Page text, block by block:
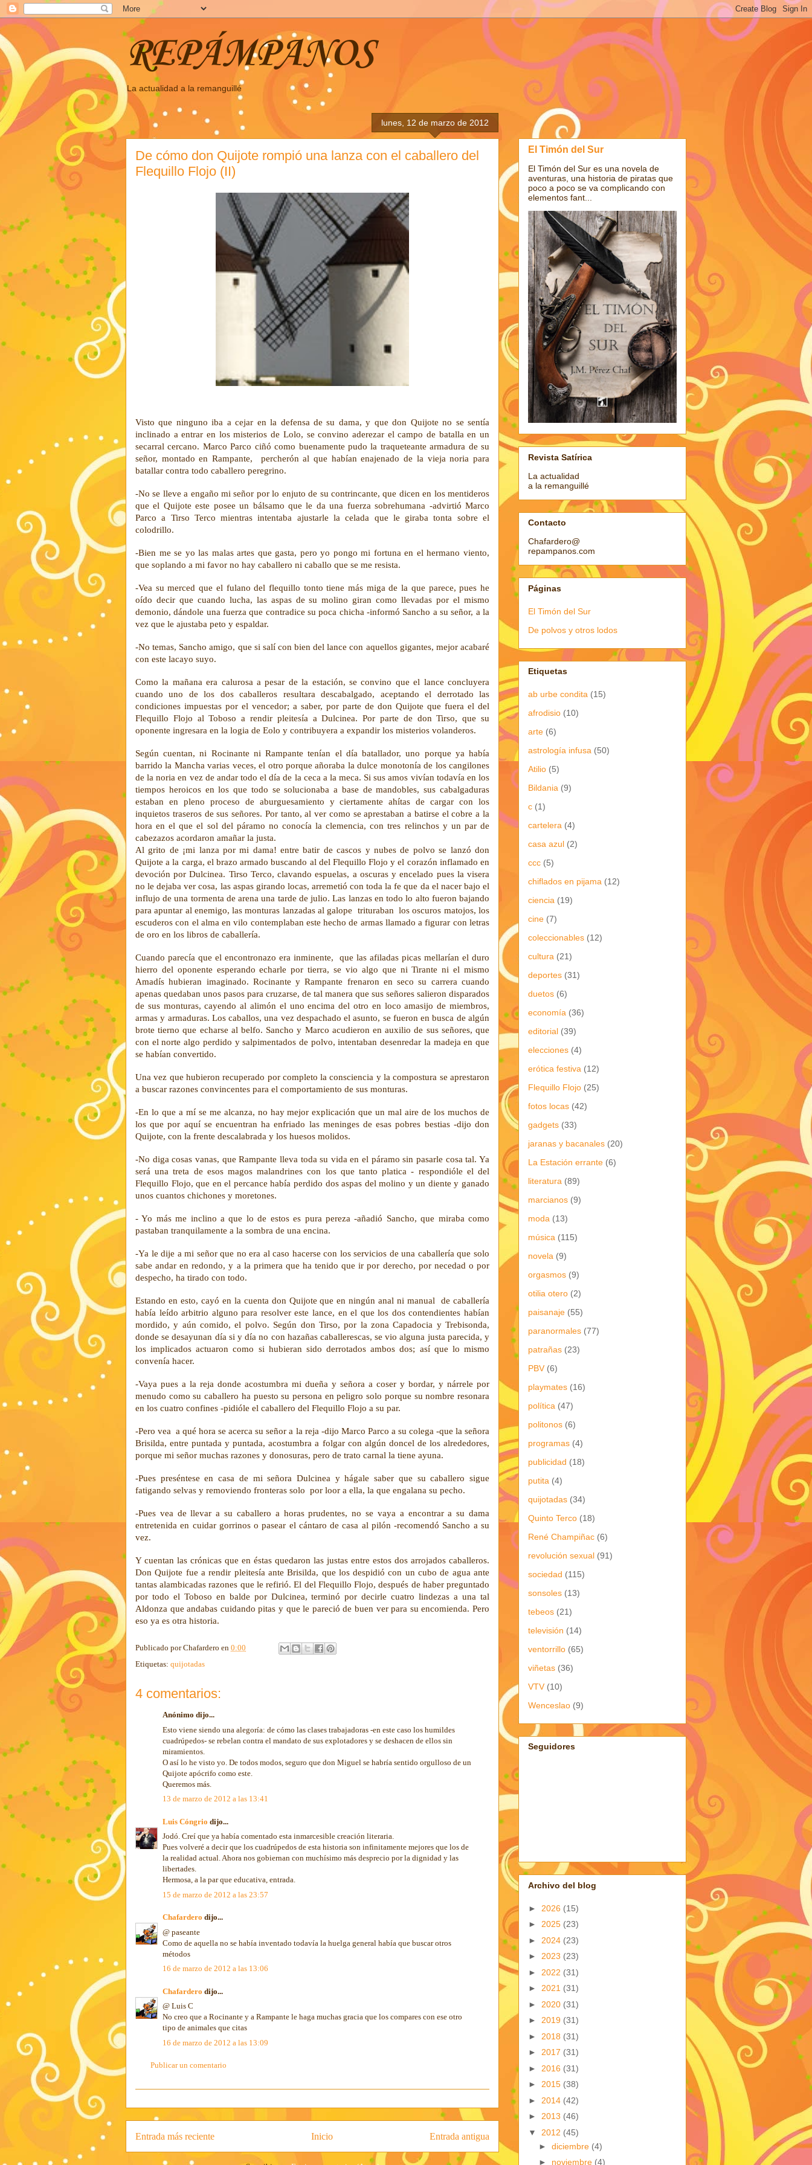
REPÁMPANOS
La actualidad a la remanguillé
lunes, 12 de marzo de 2012
De cómo don Quijote rompió una lanza con el caballero del
Flequillo Flojo (II)
Visto que ninguno iba a cejar en la defensa de su dama, y que don Quijote no se sentía
inclinado a entrar en los misterios de Lolo, se convino aderezar el campo de batalla en un
secarral cercano. Marco Parco ciñó como buenamente pudo la traqueteante armadura de su
señor, montado en Rampante, percherón al que habían enajenado de la vieja noria para
batallar contra todo caballero peregrino.
-No se lleve a engaño mi señor por lo enjuto de su contrincante, que dicen en los mentideros
que el Quijote este posee un bálsamo que le da una fuerza sobrehumana -advirtió Marco
Parco a Tirso Terco mientras intentaba ajustarle la celada que le giraba tonta sobre el
colodrillo.
-Bien me se yo las malas artes que gasta, pero yo pongo mi fortuna en el hermano viento,
que soplando a mi favor no hay caballero ni caballo que se me resista.
-Vea su merced que el fulano del flequillo tonto tiene más miga de la que parece, pues he
oído decir que cuando lucha, las aspas de su molino giran como llevadas por el mismo
demonio, dándole una fuerza que contradice su poca chicha -informó Sancho a su señor, a la
vez que le ajustaba peto y espaldar.
-No temas, Sancho amigo, que si salí con bien del lance con aquellos gigantes, mejor acabaré
con este lacayo suyo.
Como la mañana era calurosa a pesar de la estación, se convino que el lance concluyera
cuando uno de los dos caballeros resultara descabalgado, aceptando el derrotado las
condiciones impuestas por el vencedor; a saber, por parte de don Quijote que fuera el del
Flequillo Flojo al Toboso a rendir pleitesía a Dulcinea. Por parte de don Tirso, que su
oponente ingresara en la logia de Eolo y contribuyera a expandir los misterios volanderos.
Según cuentan, ni Rocinante ni Rampante tenían el día batallador, uno porque ya había
barrido la Mancha varias veces, el otro porque añoraba la dulce monotonía de los cangilones
de la noria en vez de andar todo el día de la ceca a la meca. Si sus amos vivían todavía en los
tiempos heroicos en los que todo se solucionaba a base de mandobles, sus cabalgaduras
estaban en pleno proceso de aburguesamiento y ciertamente ahítas de cargar con los
inquietos traseros de sus señores. Por tanto, al ver como se aprestaban a batirse el cobre a la
hora en el que el sol del páramo no conocía la clemencia, con tres relinchos y un par de
cabezazos acordaron amañar la justa.
Al grito de ¡mi lanza por mi dama! entre batir de cascos y nubes de polvo se lanzó don
Quijote a la carga, el brazo armado buscando al del Flequillo Flojo y el corazón inflamado en
devoción por Dulcinea. Tirso Terco, clavando espuelas, a oscuras y encelado pues la visera
no le dejaba ver cosa, las aspas girando locas, arremetió con toda la fe que da el nacer bajo el
influjo de una tormenta de arena una tarde de julio. Las lanzas en todo lo alto fueron bajando
para apuntar al enemigo, las monturas lanzadas al galope trituraban los oscuros matojos, los
escuderos con el alma en vilo contemplaban este hecho de armas llamado a figurar con letras
de oro en los libros de caballería.
Cuando parecía que el encontronazo era inminente, que las afiladas picas mellarían el duro
hierro del oponente esperando echarle por tierra, se vio algo que ni Tirante ni el mismo
Amadís hubieran imaginado. Rocinante y Rampante frenaron en seco su carrera cuando
apenas quedaban unos pasos para cruzarse, de tal manera que sus señores salieron disparados
de sus monturas, cayendo al alimón el uno encima del otro en loco amasijo de miembros,
armas y armaduras. Los caballos, una vez despachado el asunto, se fueron en busca de algún
brote tierno que echarse al belfo. Sancho y Marco acudieron en auxilio de sus señores, que
con el norte algo perdido y salpimentados de polvo, intentaban desenredar la madeja en que
se habían convertido.
Una vez que hubieron recuperado por completo la consciencia y la compostura se aprestaron
a buscar razones convincentes para el comportamiento de sus monturas.
-En lo que a mí se me alcanza, no hay mejor explicación que un mal aire de los muchos de
los que por aquí se encuentran ha enfriado las meninges de esas pobres bestias -dijo don
Quijote, con la frente descalabrada y los huesos molidos.
-No diga cosas vanas, que Rampante lleva toda su vida en el páramo sin pasarle cosa tal. Ya
será una treta de esos magos malandrines con los que tanto platica - respondióle el del
Flequillo Flojo, que en el percance había perdido dos aspas del molino y un diente y ganado
unos cuantos chichones y moretones.
- Yo más me inclino a que lo de estos es pura pereza -añadió Sancho, que miraba como
pastaban tranquilamente a la sombra de una encina.
-Ya le dije a mi señor que no era al caso hacerse con los servicios de una caballería que solo
sabe andar en redondo, y a la primera que ha tenido que ir por derecho, por necedad o por
despecho, ha tirado con todo.
Estando en esto, cayó en la cuenta don Quijote que en ningún anal ni manual de caballería
había leído arbitrio alguno para resolver este lance, en el que los dos contendientes habían
mordido, y aún comido, el polvo. Según don Tirso, por la zona Capadocia y Trebisonda,
donde se desayunan día si y día no con hazañas caballerescas, se vio alguna justa parecida, y
los implicados actuaron como si hubieran sido derrotados ambos dos; así que lo mismo
convenía hacer.
-Vaya pues a la reja donde acostumbra mi dueña y señora a coser y bordar, y nárrele por
menudo como su caballero ha puesto su persona en peligro solo porque su nombre resonara
en los cuatro confines -pidióle el caballero del Flequillo Flojo a su par.
-Pero vea a qué hora se acerca su señor a la reja -dijo Marco Parco a su colega -que la señora
Brisilda, entre puntada y puntada, acostumbra a folgar con algún doncel de los alrededores,
porque mi señor muchas razones y donosuras, pero de trato carnal la tiene ayuna.
-Pues preséntese en casa de mi señora Dulcinea y hágale saber que su caballero sigue
fatigando selvas y removiendo fronteras solo por loor a ella, la que engalana su pecho.
-Pues vea de llevar a su caballero a horas prudentes, no se vaya a encontrar a su dama
entretenida en cuidar gorrinos o pasear el cántaro de casa al pilón -recomendó Sancho a su
vez.
Y cuentan las crónicas que en éstas quedaron las justas entre estos dos arrojados caballeros.
Don Quijote fue a rendir pleitesía ante Brisilda, que los despidió con un cubo de agua ante
tantas alambicadas razones que le refirió. El del Flequillo Flojo, después de haber preguntado
por todo el Toboso en balde por Dulcinea, terminó por decirle cuatro lindezas a una tal
Aldonza que andabas cuidando pitas y que le pareció de buen ver para su encomienda. Pero
eso ya es otra historia.
Publicado porChafardero en 0:00
Etiquetas: quijotadas
4 comentarios:
Anónimo dijo...
Esto viene siendo una alegoría: de cómo las clases trabajadoras -en este caso los humildes
cuadrúpedos- se rebelan contra el mandato de sus explotadores y se deshacen de ellos sin
miramientos.
O así lo he visto yo. De todos modos, seguro que don Miguel se habría sentido orgulloso de un
Quijote apócrifo como este.
Queremos más.
13 de marzo de 2012 a las 13:41
Luis Cóngrio dijo...
Jodó. Creí que ya había comentado esta inmarcesible creación literaria.
Pues volveré a decir que los cuadrúpedos de esta historia son infinitamente mejores que los de
la realidad actual. Ahora nos gobiernan con muchísimo más desprecio por la dignidad y las
libertades.
Hermosa, a la par que educativa, entrada.
15 de marzo de 2012 a las 23:57
Chafardero dijo...
@ paseante
Como de aquella no se había inventado todavía la huelga general había que buscar otros
métodos
16 de marzo de 2012 a las 13:06
Chafardero dijo...
@ Luis C
No creo que a Rocinante y a Rampante le haga muchas gracia que los compares con ese otro
tipo de animales que citas
16 de marzo de 2012 a las 13:09
Publicar un comentario
Entrada más reciente Entrada antigua
Inicio
El Timón del Sur
El Timón del Sur es una novela de
aventuras, una historia de piratas que
poco a poco se va complicando con
elementos fant...
Revista Satírica
La actualidad
a la remanguillé
Contacto
Chafardero@
repampanos.com
Páginas
El Timón del Sur
De polvos y otros lodos
Etiquetas
ab urbe condita (15)
afrodisio (10)
arte (6)
astrología infusa (50)
Atilio (5)
Bildania (9)
c (1)
cartelera (4)
casa azul (2)
ccc (5)
chiflados en pijama (12)
ciencia (19)
cine (7)
coleccionables (12)
cultura (21)
deportes (31)
duetos (6)
economía (36)
editorial (39)
elecciones (4)
erótica festiva (12)
Flequillo Flojo (25)
fotos locas (42)
gadgets (33)
jaranas y bacanales (20)
La Estación errante (6)
literatura (89)
marcianos (9)
moda (13)
música (115)
novela (9)
orgasmos (9)
otilia otero (2)
paisanaje (55)
paranormales (77)
patrañas (23)
PBV (6)
playmates (16)
política (47)
politonos (6)
programas (4)
publicidad (18)
putita (4)
quijotadas (34)
Quinto Terco (18)
René Champiñac (6)
revolución sexual (91)
sociedad (115)
sonsoles (13)
tebeos (21)
televisión (14)
ventorrillo (65)
viñetas (36)
VTV (10)
Wenceslao (9)
Seguidores
Archivo del blog
► 2026 (15)
► 2025 (23)
► 2024 (23)
► 2023 (23)
► 2022 (31)
► 2021 (31)
► 2020 (31)
► 2019 (31)
► 2018 (31)
► 2017 (31)
► 2016 (31)
► 2015 (38)
► 2014 (42)
► 2013 (46)
▼ 2012 (45)
► diciembre (4)
► noviembre (4)